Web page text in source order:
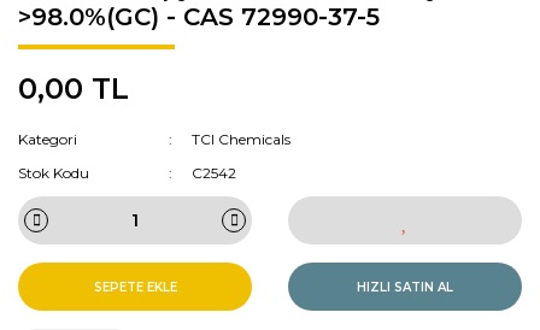
>98.0%(GC) - CAS 72990-37-5
0,00 TL
Kategori
TCI Chemicals
Stok Kodu
C2542
SEPETE EKLE HIZLI SATIN AL